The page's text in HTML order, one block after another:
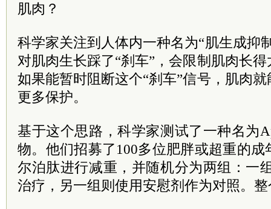
肌肉？
科学家关注到人体内一种名为“肌生成抑
对肌肉生长踩了“刹车”，会限制肌肉长
如果能暂时阻断这个“刹车”信号，肌肉
更多保护。
基于这个思路，科学家测试了一种名为
物。他们招募了100多位肥胖或超重的
尔泊肽进行减重，并随机分为两组：一
治疗，另一组则使用安慰剂作为对照。